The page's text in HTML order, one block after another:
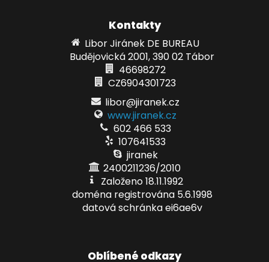
Kontakty
Libor Jiránek DE BUREAU
Budějovická 2001, 390 02 Tábor
46698272
CZ6904301723
libor@jiranek.cz
www.jiranek.cz
602 466 533
107641533
jiranek
2400211236/2010
Založeno 18.11.1992
doména registrována 5.6.1998
datová schránka ei6ae6v
Oblíbené odkazy